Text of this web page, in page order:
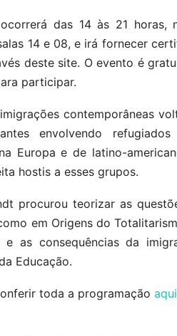
das 14 às 21 horas,
14 e 08, e irá fornecer
deste site. O evento é
participar.
contemporâneas
envolvendo
Europa e de latino-
hostis a esses grupos.
procurou teorizar as
em Origens do
e as consequências da
Educação.
toda a programação aqui